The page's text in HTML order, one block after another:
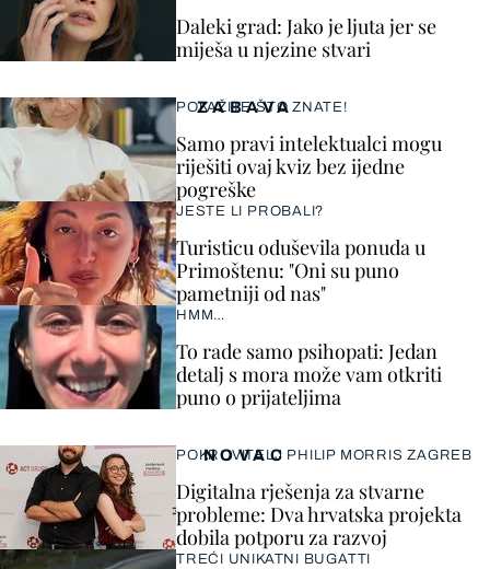
ZABAVA
POKAŽITE ŠTO ZNATE!
Samo pravi intelektualci mogu
riješiti ovaj kviz bez ijedne
pogreške
JESTE LI PROBALI?
Turisticu oduševila ponuda u
Primoštenu: "Oni su puno
pametniji od nas"
HMM…
To rade samo psihopati: Jedan
detalj s mora može vam otkriti
puno o prijateljima
Daleki grad: Jako je ljuta jer se
miješa u njezine stvari
NOVAC
POKROVITELJ PHILIP MORRIS ZAGREB
Digitalna rješenja za stvarne
probleme: Dva hrvatska projekta
dobila potporu za razvoj
TREĆI UNIKATNI BUGATTI